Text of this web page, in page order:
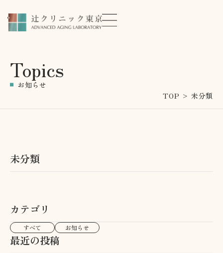
Topics
お知らせ
TOP >未分類
カテゴリ
すべて お知らせ
最近の投稿
未分類